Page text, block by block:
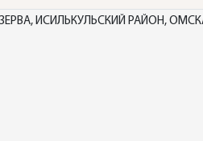
ИСИЛЬКУЛЬСКИЙ РАЙОН,